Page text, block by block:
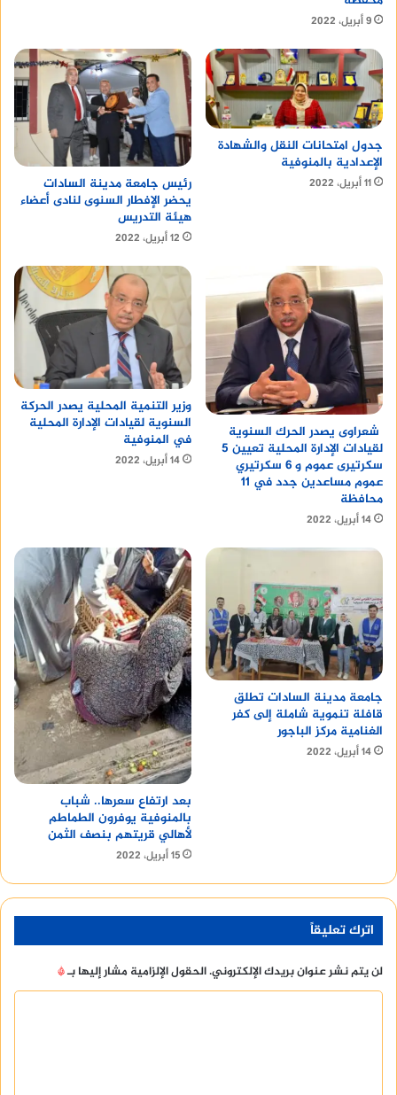
9 أبريل، 2022
جدول امتحانات النقل والشهادة
الإعدادية بالمنوفية
11 أبريل، 2022
رئيس جامعة مدينة السادات
يحضر الإفطار السنوى لنادى أعضاء
هيئة التدريس
12 أبريل، 2022
شعراوى يصدر الحرك السنوية
لقيادات الإدارة المحلية تعيين 5
سكرتيرى عموم و 6 سكرتيري
عموم مساعدين جدد في 11
محافظة
14 أبريل، 2022
وزير التنمية المحلية يصدر الحركة
السنوية لقيادات الإدارة المحلية
في المنوفية
14 أبريل، 2022
جامعة مدينة السادات تطلق
قافلة تنموية شاملة إلى كفر
الغنامية مركز الباجور
14 أبريل، 2022
بعد ارتفاع سعرها.. شباب
بالمنوفية يوفرون الطماطم
لأهالي قريتهم بنصف الثمن
15 أبريل، 2022
اترك تعليقاً
لن يتم نشر عنوان بريدك الإلكتروني.الحقول الإلزامية مشار إليها بـ*